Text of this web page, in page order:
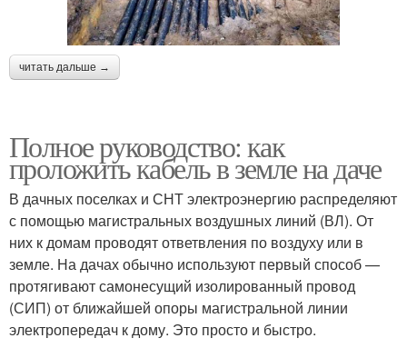
читать дальше →
Полное руководство: как
проложить кабель в земле на даче
В дачных поселках и СНТ электроэнергию распределяют
с помощью магистральных воздушных линий (ВЛ). От
них к домам проводят ответвления по воздуху или в
земле. На дачах обычно используют первый способ —
протягивают самонесущий изолированный провод
(СИП) от ближайшей опоры магистральной линии
электропередач к дому. Это просто и быстро.